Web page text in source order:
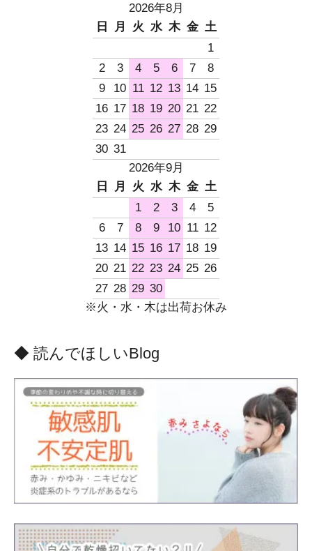
2026年8月
日
月 火 水 木 金 土
1
2
3 4 5 6 7
8
9
10 11 12 13 14 15
16 17 18 19 20 21 22
23 24 25 26 27 28 29
30 31
2026年9月
日
月 火 水 木 金 土
1
2 3 4
5
6
7 8 9 10 11 12
13 14 15 16 17 18 19
20 21 22 23 24 25 26
27 28 29 30
※火・水・木は出荷お休み
◆ 読んでほしいBlog